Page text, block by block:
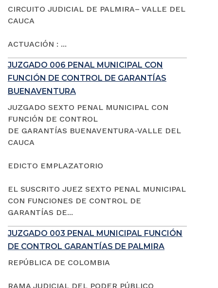
CIRCUITO JUDICIAL DE PALMIRA– VALLE DEL
CAUCA
ACTUACIÓN : ...
JUZGADO 006 PENAL MUNICIPAL CON
FUNCIÓN DE CONTROL DE GARANTÍAS
BUENAVENTURA
JUZGADO SEXTO PENAL MUNICIPAL CON
FUNCIÓN DE CONTROL
DE GARANTÍAS BUENAVENTURA-VALLE DEL
CAUCA
EDICTO EMPLAZATORIO
EL SUSCRITO JUEZ SEXTO PENAL MUNICIPAL
CON FUNCIONES DE CONTROL DE
GARANTÍAS DE...
JUZGADO 003 PENAL MUNICIPAL FUNCIÓN
DE CONTROL GARANTÍAS DE PALMIRA
REPÚBLICA DE COLOMBIA
RAMA JUDICIAL DEL PODER PÚBLICO